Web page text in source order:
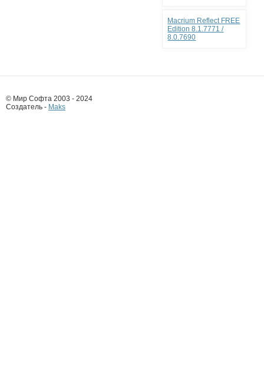
Macrium Reflect FREE
Edition 8.1.7771 /
8.0.7690
© Мир Софта 2003 - 2024
Создатель - Maks